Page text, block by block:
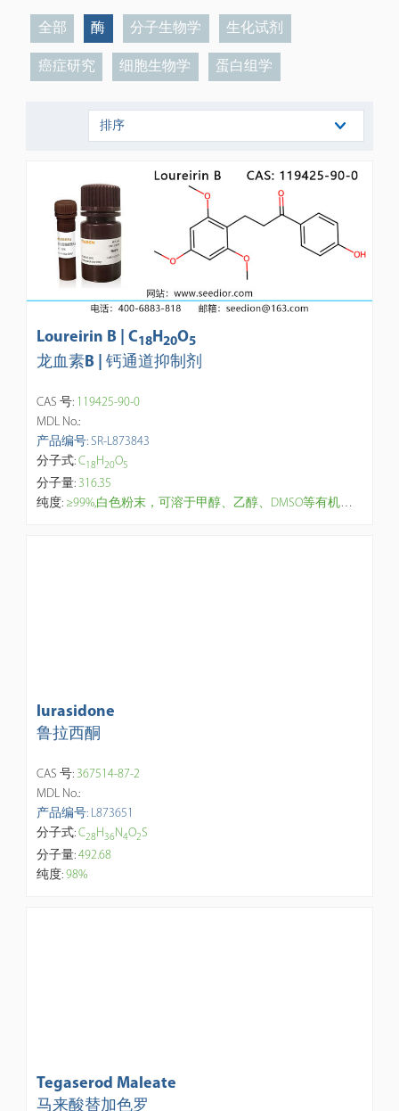
全部 酶 分子生物学 生化试剂
癌症研究 细胞生物学 蛋白组学
排序
Loureirin B | C18H20O5
龙血素B | 钙通道抑制剂
CAS 号: 119425-90-0
MDL No.:
产品编号: SR-L873843
分子式:C18 H20O5
分子量:316.35
纯度: ≥99%,白色粉末，可溶于甲醇、乙醇、DMSO等有机溶剂。具有镇痛，消炎的作用。生化机理： Loureirin B（LB，LrB）是从龙脑香（Dracaena cochinchinensis）中提取的一种黄酮类化合物，是 PAI-1 的抑制剂，IC50 为 26.10 μM。Loureirin B 能下调 TGF-β1 刺激的成纤维细胞中的 p-ERK 和 p-JNK。Loureirin B 主要通过增加 Pdx-1、MafA、细胞内 ATP 水平、抑制KATP电流、Ca2+ 流入细胞内 来促进胰岛素分泌。
lurasidone
鲁拉西酮
CAS 号:367514-87-2
MDL No.:
产品编号: L873651
分子式:C28 H 36N4O2S
分子量:492.68
纯度:98%
Tegaserod Maleate
马来酸替加色罗